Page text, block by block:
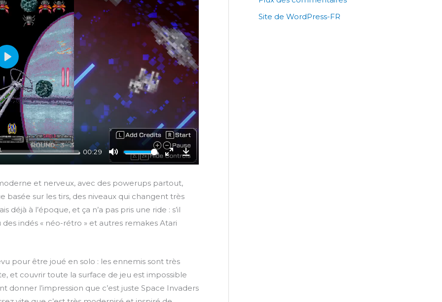
00:29
M
t
e
E
t
e
r
f
l
s
c
r
D
P
a
y
et nerveux, avec des powerups partout,
sur les tirs, des niveaux qui changent très
déjà à l’époque, et ça n’a pas pris une ride : s’il
indés « néo-rétro » et autres remakes Atari
pour être joué en solo : les ennemis sont très
et couvrir toute la surface de jeu est impossible
donner l’impression que c’est juste Space Invaders
Site de WordPress-FR